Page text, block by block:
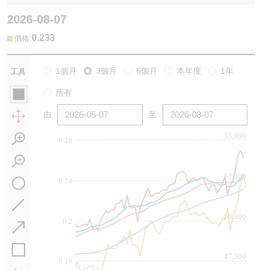
2026-08-07
價格:0.233
工具 1個月 3個月 6個月 本年度 1年
所有
由 至
0.16
0.24
0.2
0.28
47,500
50,000
52,500
55,000